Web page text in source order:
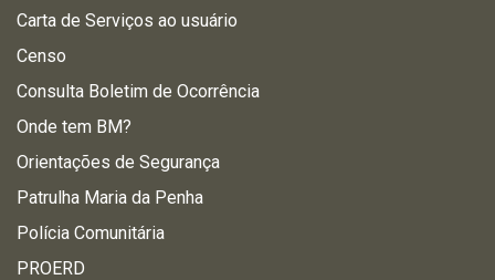
Carta de Serviços ao usuário
Censo
Consulta Boletim de Ocorrência
Onde tem BM?
Orientações de Segurança
Patrulha Maria da Penha
Polícia Comunitária
PROERD